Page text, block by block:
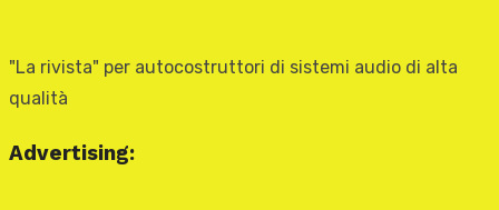
"La rivista" per autocostruttori di sistemi audio di alta
qualità
Advertising: